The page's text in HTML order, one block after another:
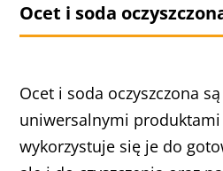
Ocet i soda
Ocet i soda oczyszczona
uniwersalnymi
wykorzystuje się je do